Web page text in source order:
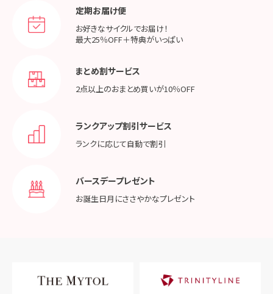
定期お届け便
お好きなサイクルでお届け！
最大25％OFF＋特典がいっぱい
まとめ割サービス
2点以上のおまとめ買いが10％OFF
ランクアップ割引サービス
ランクに応じて自動で割引
バースデープレゼント
お誕生日月にささやかなプレゼント